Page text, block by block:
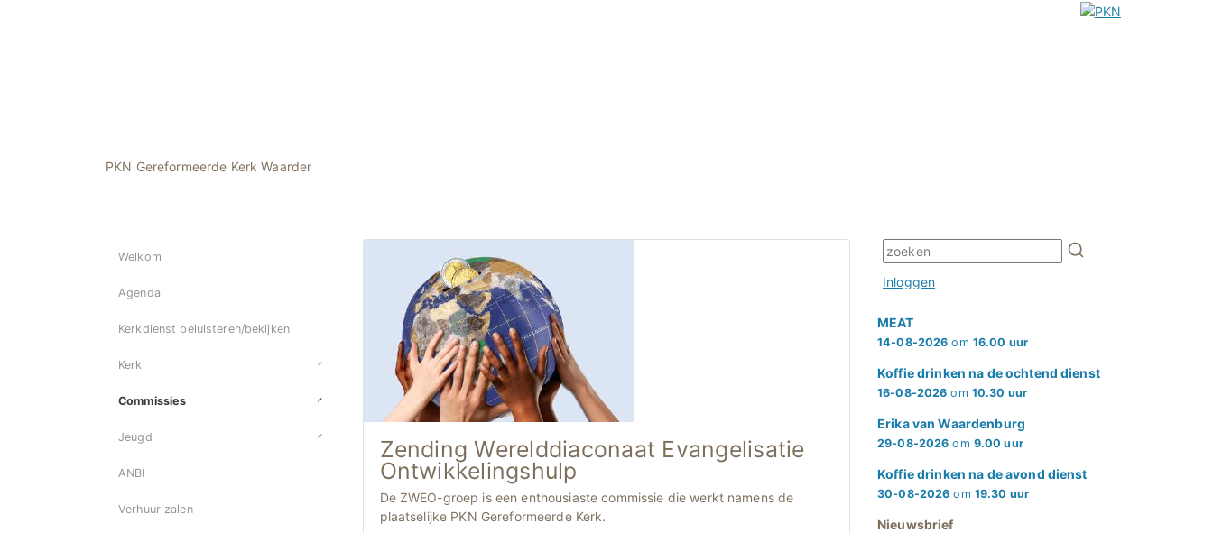
PKN Gereformeerde Kerk Waarder
Welkom
Agenda
Kerkdienst beluisteren/bekijken
Kerk
Commissies
Jeugd
ANBI
Verhuur zalen
Zending Werelddiaconaat Evangelisatie
Ontwikkelingshulp
De ZWEO-groep is een enthousiaste commissie die werkt namens de
plaatselijke PKN Gereformeerde Kerk.
Inloggen
MEAT
14-08-2026 om 16.00 uur
Koffie drinken na de ochtend dienst
16-08-2026 om 10.30 uur
Erika van Waardenburg
29-08-2026 om 9.00 uur
Koffie drinken na de avond dienst
30-08-2026 om 19.30 uur
Nieuwsbrief